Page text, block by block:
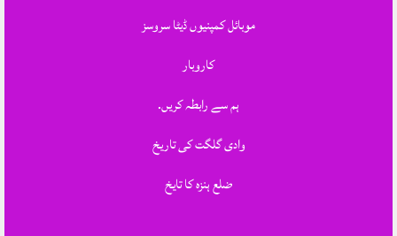
موبائل کمپنیوں ڈیٹا سروسز
کاروبار
ہم سے رابطہ کریں.
وادی گلگت کی تاریخ
ضلع ہنزہ کا تایخ